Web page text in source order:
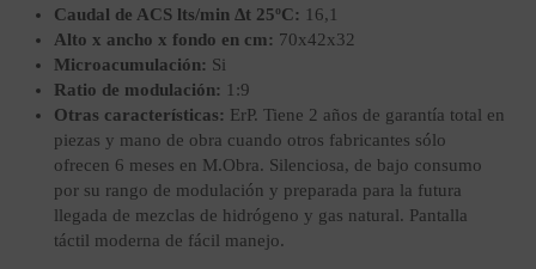
Caudal de ACS lts/min Δt 25ºC: 16,1
Alto x ancho x fondo en cm: 70x42x32
Microacumulación: Si
Ratio de modulación: 1:9
Otras características: ErP. Tiene 2 años de garantía total en
piezas y mano de obra cuando otros fabricantes sólo
ofrecen 6 meses en M.Obra. Silenciosa, de bajo consumo
por su rango de modulación y preparada para la futura
llegada de mezclas de hidrógeno y gas natural. Pantalla
táctil moderna de fácil manejo.